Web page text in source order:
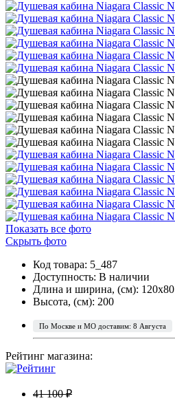
Показать все фото
Скрыть фото
Код товара: 5_487
Доступность: В наличии
Длина и ширина, (см): 120x80
Высота, (см): 200
По Москве и МО доставим: 8 Августа
Рейтинг магазина:
41 100 ₽